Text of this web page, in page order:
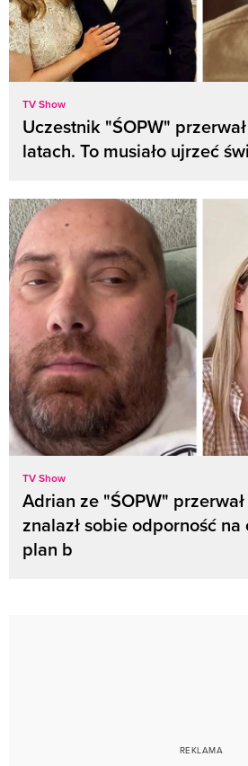
TV Show
Uczestnik "ŚOPW"
latach. To musiało ujrzeć
TV Show
Adrian ze "ŚOPW"
znalazł sobie odporność
plan b